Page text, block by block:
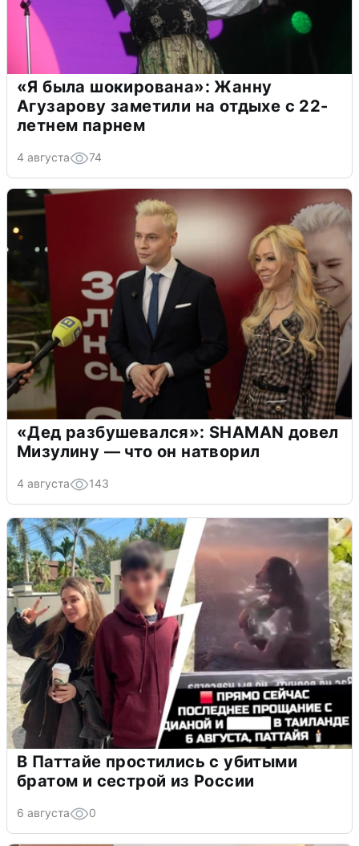
«Я была шокирована»: Жанну
Агузарову заметили на отдыхе с 22-
летнем парнем
4 августа 74
«Дед разбушевался»: SHAMAN довел
Мизулину — что он натворил
4 августа 143
В Паттайе простились с убитыми
братом и сестрой из России
6 августа 0